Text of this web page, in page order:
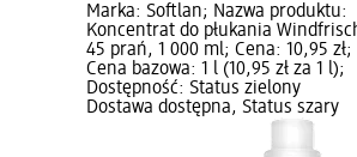
Marka: Softlan; Nazwa produktu:
Koncentrat do płukania
45 prań, 1 000 ml; Cena: 10,95 zł;
Cena bazowa: 1 l (10,95 zł za 1 l);
Dostępność: Status zielony
Dostawa dostępna, Status szary